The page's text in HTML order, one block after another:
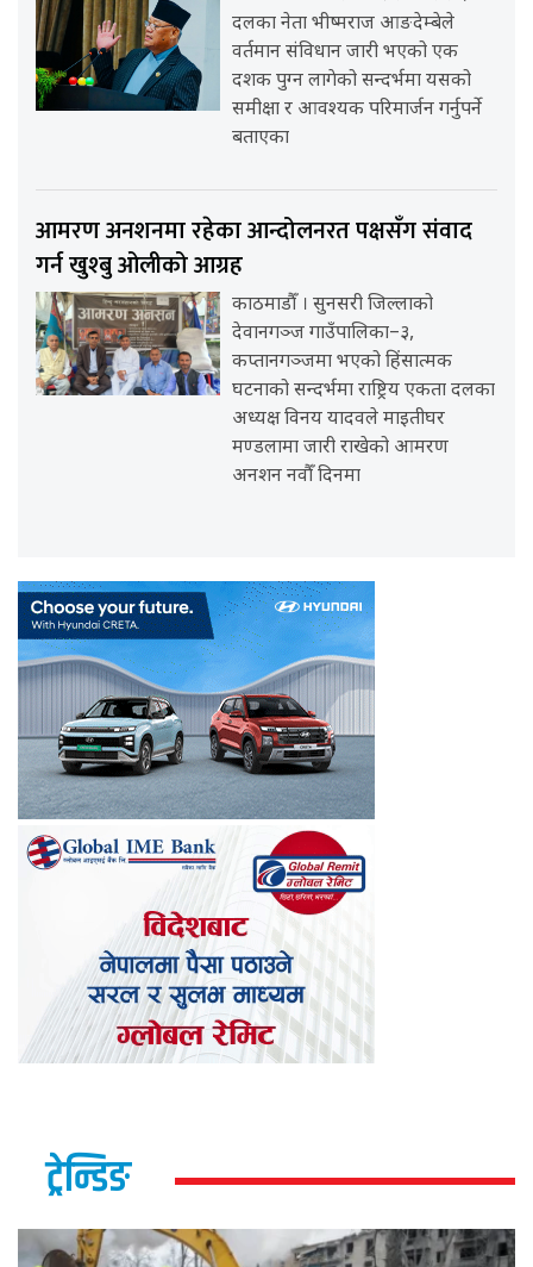
दलका नेता भीष्मराज आङदेम्बेले
वर्तमान संविधान जारी भएको एक
दशक पुग्न लागेको सन्दर्भमा यसको
समीक्षा र आवश्यक परिमार्जन गर्नुपर्ने
बताएका
आमरण अनशनमा रहेका आन्दोलनरत पक्षसँग संवाद
गर्न खुश्बु ओलीको आग्रह
काठमाडौँ । सुनसरी जिल्लाको
देवानगञ्ज गाउँपालिका–३,
कप्तानगञ्जमा भएको हिंसात्मक
घटनाको सन्दर्भमा राष्ट्रिय एकता दलका
अध्यक्ष विनय यादवले माइतीघर
मण्डलामा जारी राखेको आमरण
अनशन नवौँ दिनमा
ट्रेन्डिङ